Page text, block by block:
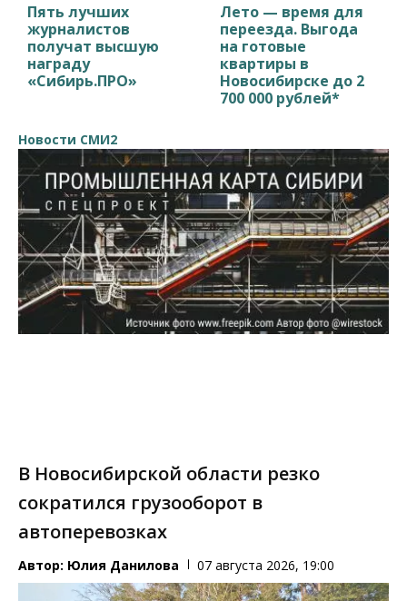
Пять лучших
журналистов
получат высшую
награду
«Сибирь.ПРО»
Лето — время для
переезда. Выгода
на готовые
квартиры в
Новосибирске до 2
700 000 рублей*
Новости СМИ2
В Новосибирской области резко
сократился грузооборот в
автоперевозках
Автор: Юлия Данилова 07 августа 2026, 19:00